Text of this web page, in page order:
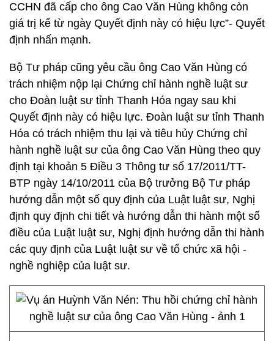
CCHN đã cấp cho ông Cao Văn Hùng không còn
giá trị kể từ ngày Quyết định này có hiệu lực”- Quyết
định nhấn mạnh.
Bộ Tư pháp cũng yêu cầu ông Cao Văn Hùng có
trách nhiệm nộp lại Chứng chỉ hành nghề luật sư
cho Đoàn luật sư tỉnh Thanh Hóa ngay sau khi
Quyết định này có hiệu lực. Đoàn luật sư tỉnh Thanh
Hóa có trách nhiệm thu lại và tiêu hủy Chứng chỉ
hành nghề luật sư của ông Cao Văn Hùng theo quy
định tại khoản 5 Điều 3 Thông tư số 17/2011/TT-
BTP ngày 14/10/2011 của Bộ trưởng Bộ Tư pháp
hướng dẫn một số quy định của Luật luật sư, Nghị
định quy định chi tiết và hướng dẫn thi hành một số
điều của Luật luật sư, Nghị định hướng dẫn thi hành
các quy định của Luật luật sư về tổ chức xã hội -
nghề nghiệp của luật sư.